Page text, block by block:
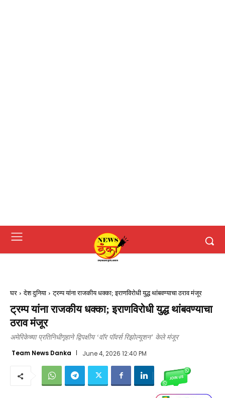
घर देश दुनिया ट्रम्प यांना राजकीय धक्का; इराणविरोधी युद्ध थांबवण्याचा ठराव मंजूर
ट्रम्प यांना राजकीय धक्का; इराणविरोधी युद्ध थांबवण्याचा
ठराव मंजूर
अमेरिकेच्या प्रतिनिधीगृहाने द्विपक्षीय ‘वॉर पॉवर्स रिझोल्यूशन’ केले मंजूर
Team News Danka June 4, 2026 12:40 PM